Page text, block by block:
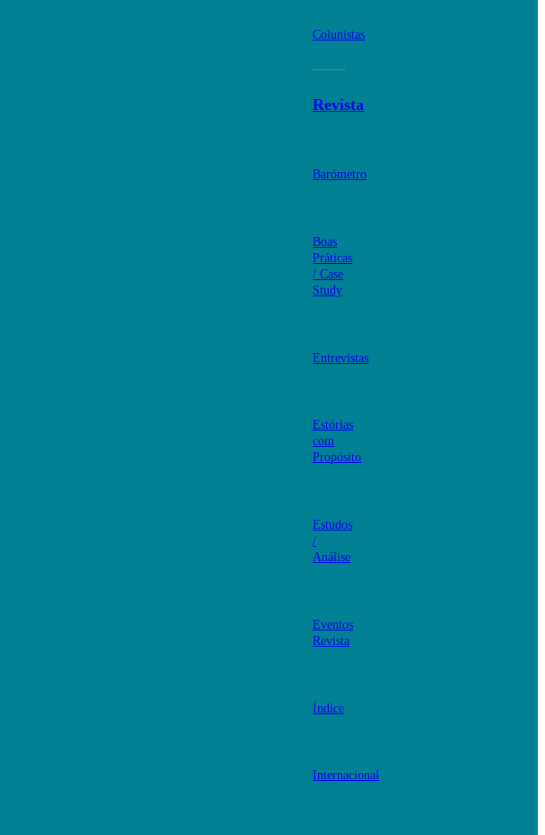
Colunistas
Revista
Barómetro
Boas
Práticas
/ Case
Study
Entrevistas
Estórias
com
Propósito
Estudos
/
Análise
Eventos
Revista
Índice
Internacional